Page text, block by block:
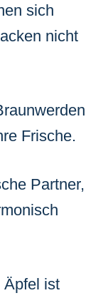
sich
nicht
Frische.
Partner,
Äpfel ist